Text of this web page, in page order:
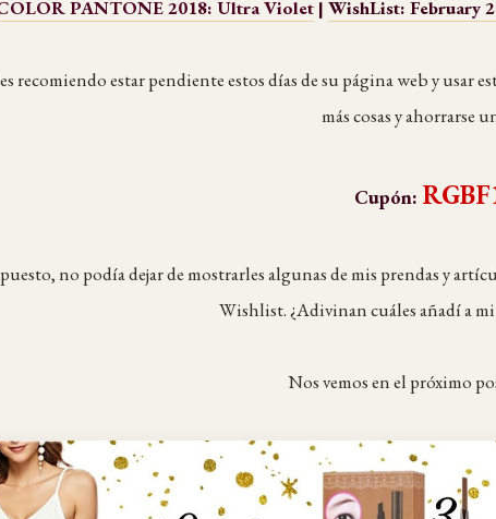
PANTONE 2018: Ultra Violet| WishList: February
recomiendo estar pendiente estos días de su página web y usar
más cosas y ahorrarse
Cupón:
no podía dejar de mostrarles algunas de mis prendas y
Wishlist. ¿Adivinan cuáles añadí a
Nos vemos en el próximo